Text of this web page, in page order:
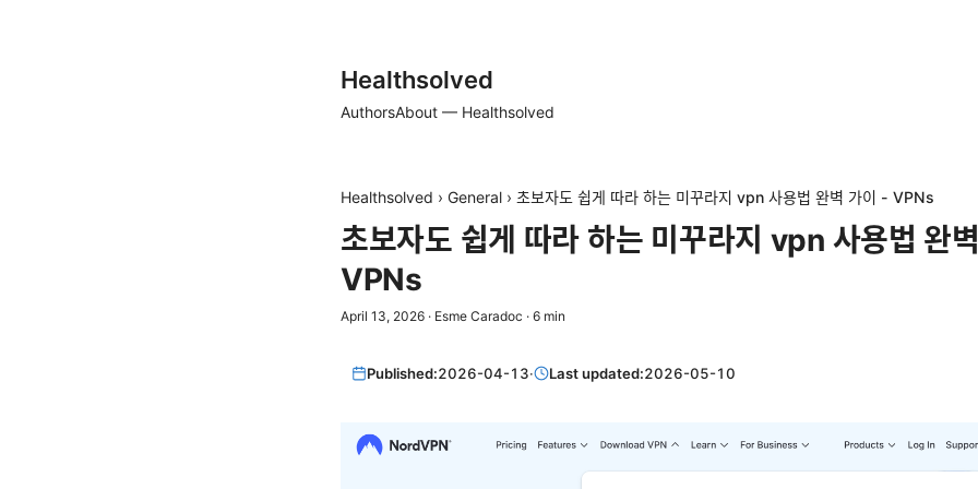
Healthsolved
AuthorsAbout — Healthsolved
Healthsolved › General › 초보자도 쉽게 따라 하는 미꾸라지 vpn 사용법 완벽 가이 - VPNs
초보자도 쉽게 따라 하는 미꾸라지 vpn 사용법 완
VPNs
April 13, 2026 · Esme Caradoc · 6 min
Published:2026-04-13· Last updated:2026-05-10